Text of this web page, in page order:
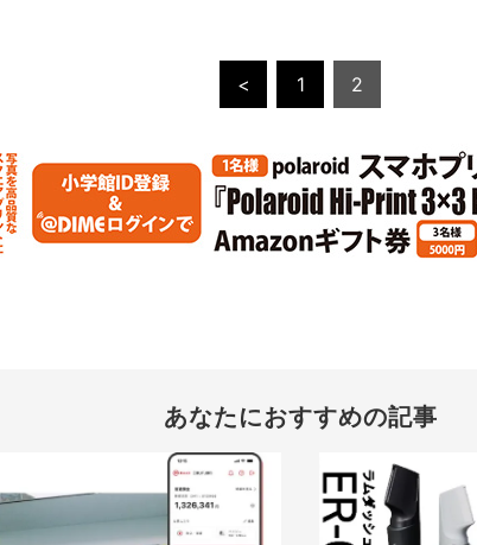
< 1 2
あなたにおすすめの記事